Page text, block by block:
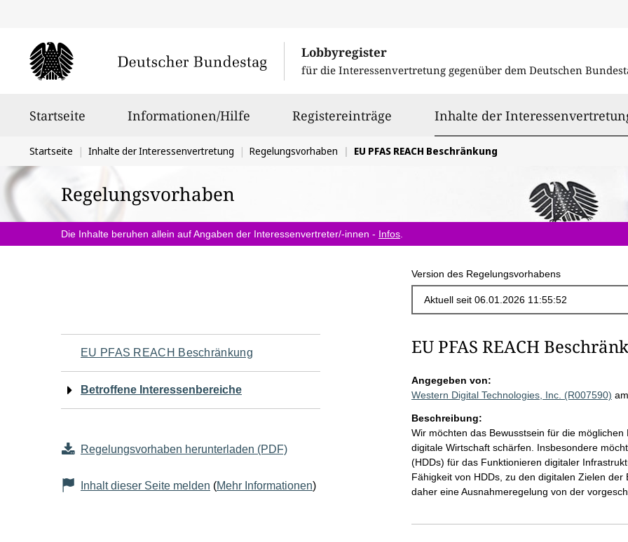
Lobbyregister
für die Interessenvertretung gegenüber dem Deutschen
Startseite Informationen/Hilfe Registereinträge Inhalte der
Sie
befinden
sich
hier:
Startseite Inhalte der Interessenvertretung Regelungsvorhaben EU PFAS REACH Beschränkung
Regelungsvorhaben
Die Inhalte beruhen allein auf Angaben der Interessenvertreter/-innen - Infos
Version des Regelungsvorhabens
Navigation
für
Seiteninhalt
EU PFAS REACH Beschränkung
Betroffene Interessenbereiche
Regelungsvorhaben herunterladen (PDF)
Inhalt dieser Seite melden (Mehr Informationen)
EU PFAS REACH
Angegeben von:
Western Digital Technologies, Inc. (R007590)
Beschreibung:
Wir möchten das Bewusstsein für die
digitale Wirtschaft schärfen. Insbesondere
(HDDs) für das Funktionieren digitaler
Fähigkeit von HDDs, zu den digitalen Zielen
daher eine Ausnahmeregelung von der